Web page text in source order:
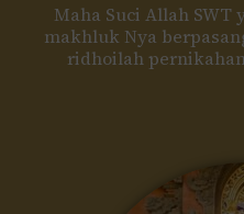
Maha Suci Allah
makhluk Nya
ridhoilah